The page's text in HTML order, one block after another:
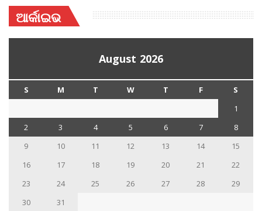
ଆର୍କାଇଭ
August 2026
S M T W T F
S
1
2
3 4 5 6 7
8
9
10 11 12 13 14
15
16
17 18 19 20 21
22
23
24 25 26 27 28
29
30
31